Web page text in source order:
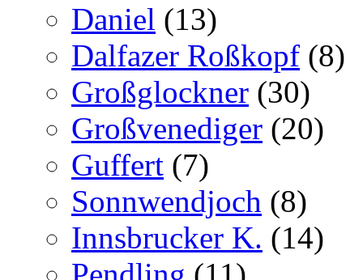
Daniel (13)
Dalfazer Roßkopf (8)
Großglockner (30)
Großvenediger (20)
Guffert (7)
Sonnwendjoch (8)
Innsbrucker K. (14)